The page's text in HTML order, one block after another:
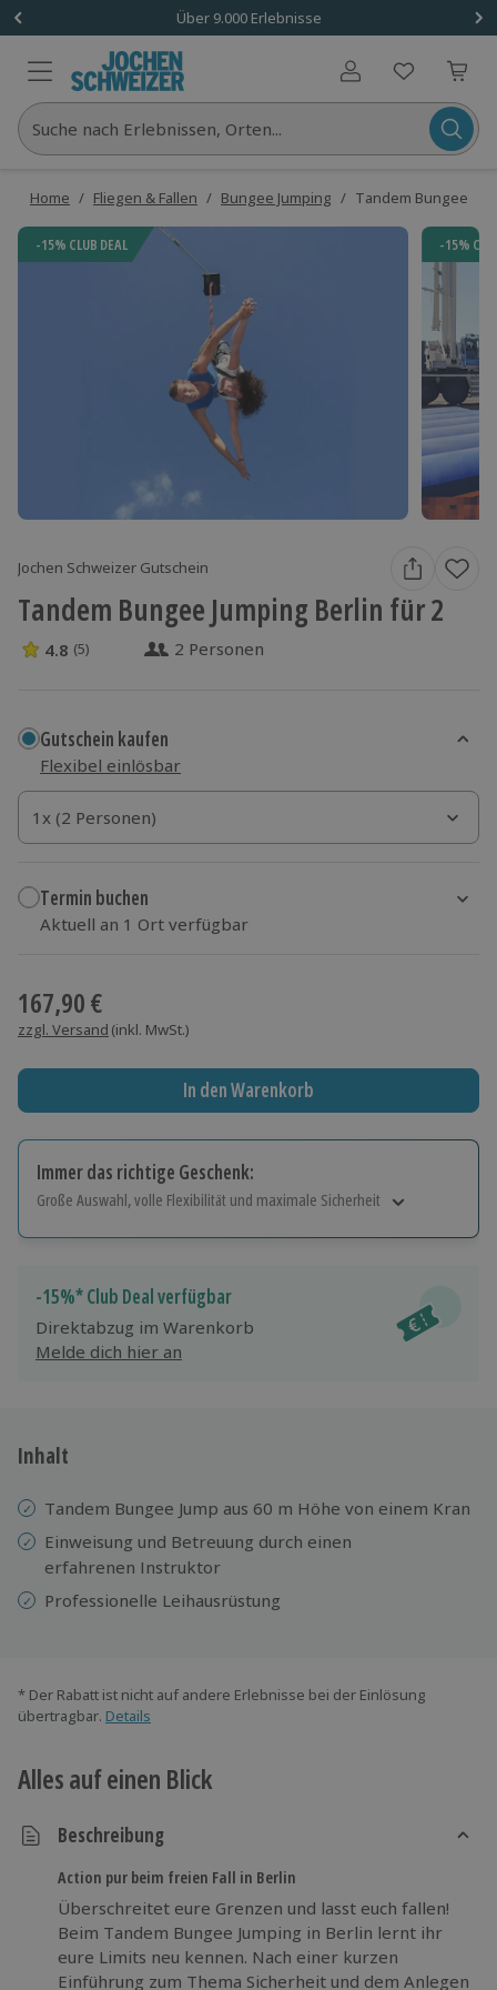
Über 9.000 Erlebnisse
Benutzerkonto
Suche nach Erlebnissen, Orten...
Home / Fliegen & Fallen / Bungee Jumping / Tandem Bungee
-15% CLUB DEAL -15%
Jochen Schweizer Gutschein
Tandem Bungee Jumping Berlin für 2
4.8 Sterne von 5 aus 5 Bewertungen
4.8 (5) 2 Personen
Gutschein kaufen
Flexibel einlösbar
1x (2 Personen)
1x (2 Personen)
1x (2 Personen)
Termin buchen
Aktuell an 1 Ort verfügbar
167,90 €
zzgl. Versand (inkl. MwSt.)
In den Warenkorb
Immer das richtige Geschenk:
Große Auswahl, volle Flexibilität und maximale Sicherheit
Jeder Gutschein für alle Erlebnisse einlösbar.
Maximale Sicherheit
10 Jahre gültig & verlängerbar.
-15%* Club Deal verfügbar
Direktabzug im Warenkorb
Melde dich hier an
Inhalt
Tandem Bungee Jump aus 60 m Höhe von einem Kran
Einweisung und Betreuung durch einen
erfahrenen Instruktor
Professionelle Leihausrüstung
* Der Rabatt ist nicht auf andere Erlebnisse bei der Einlösung
übertragbar. Details
Alles auf einen Blick
Beschreibung
Action pur beim freien Fall in Berlin
Überschreitet eure Grenzen und lasst euch fallen!
Beim Tandem Bungee Jumping in Berlin lernt ihr
eure Limits neu kennen. Nach einer kurzen
Einführung zum Thema Sicherheit und dem Anlegen